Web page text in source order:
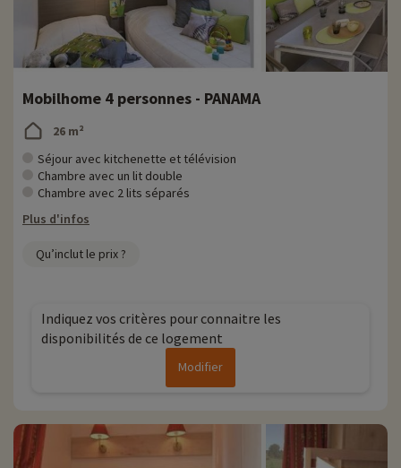
Mobilhome 4 personnes - PANAMA
26 m²
Séjour avec kitchenette et télévision
Chambre avec un lit double
Chambre avec 2 lits séparés
Plus d'infos
Qu’inclut le prix ?
Indiquez vos critères pour connaitre les
disponibilités de ce logement
Modifier